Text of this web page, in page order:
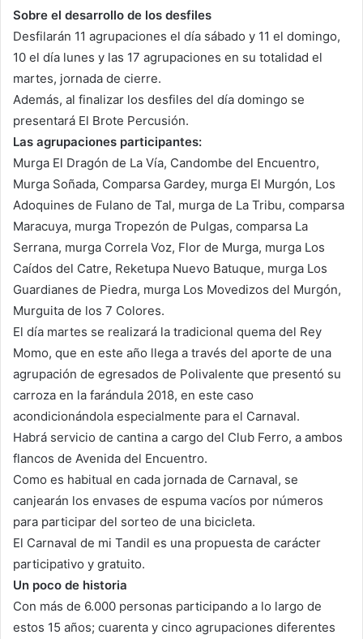
Sobre el desarrollo de los desfiles
Desfilarán 11 agrupaciones el día sábado y 11 el domingo,
10 el día lunes y las 17 agrupaciones en su totalidad el
martes, jornada de cierre.
Además, al finalizar los desfiles del día domingo se
presentará El Brote Percusión.
Las agrupaciones participantes:
Murga El Dragón de La Vía, Candombe del Encuentro,
Murga Soñada, Comparsa Gardey, murga El Murgón, Los
Adoquines de Fulano de Tal, murga de La Tribu, comparsa
Maracuya, murga Tropezón de Pulgas, comparsa La
Serrana, murga Correla Voz, Flor de Murga, murga Los
Caídos del Catre, Reketupa Nuevo Batuque, murga Los
Guardianes de Piedra, murga Los Movedizos del Murgón,
Murguita de los 7 Colores.
El día martes se realizará la tradicional quema del Rey
Momo, que en este año llega a través del aporte de una
agrupación de egresados de Polivalente que presentó su
carroza en la farándula 2018, en este caso
acondicionándola especialmente para el Carnaval.
Habrá servicio de cantina a cargo del Club Ferro, a ambos
flancos de Avenida del Encuentro.
Como es habitual en cada jornada de Carnaval, se
canjearán los envases de espuma vacíos por números
para participar del sorteo de una bicicleta.
El Carnaval de mi Tandil es una propuesta de carácter
participativo y gratuito.
Un poco de historia
Con más de 6.000 personas participando a lo largo de
estos 15 años; cuarenta y cinco agrupaciones diferentes